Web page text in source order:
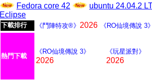
Fedora core 42
ubuntu 24.04.2
Eclipse
下載排行 《鬥陣特攻®》 2026 《RO仙境傳說 3
熱門下載
《RO仙境傳說 3》
2026
《玩星派對》
2026